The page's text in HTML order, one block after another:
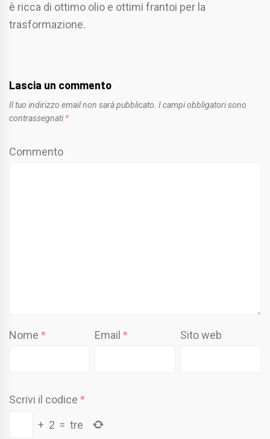
è ricca di ottimo olio e ottimi frantoi per la
trasformazione.
Lascia un commento
Il tuo indirizzo email non sarà pubblicato. I campi obbligatori sono
contrassegnati *
Commento
Nome * Email* Sito web
Scrivi il codice *
+ 2 = tre